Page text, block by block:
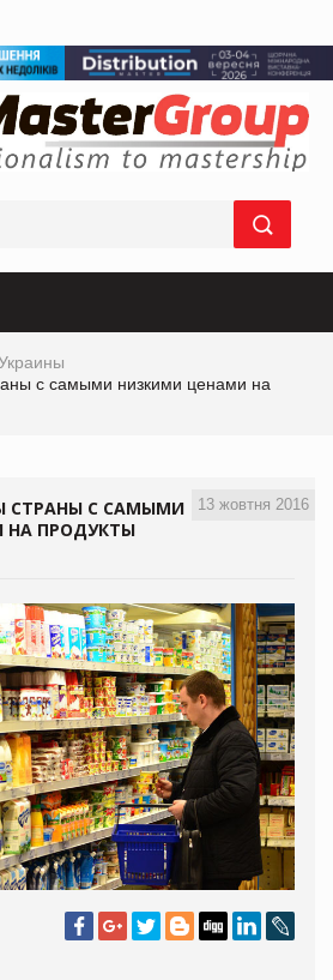
с самыми низкими ценами на
13 жовтня 2016
СТРАНЫ С САМЫМИ
НА ПРОДУКТЫ